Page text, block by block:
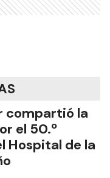
compartió la
el 50.º
Hospital de la